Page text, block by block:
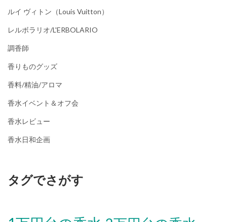
ルイ ヴィトン（Louis Vuitton）
レルボラリオ/L'ERBOLARIO
調香師
香りものグッズ
香料/精油/アロマ
香水イベント＆オフ会
香水レビュー
香水日和企画
タグでさがす